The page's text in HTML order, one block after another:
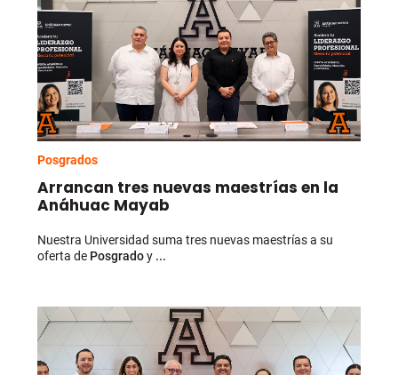
Posgrados
Arrancan tres nuevas maestrías en la
Anáhuac Mayab
Nuestra Universidad suma tres nuevas maestrías a su
oferta de Posgradoy ...